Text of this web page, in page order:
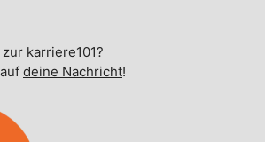
karriere101?
deine Nachricht!